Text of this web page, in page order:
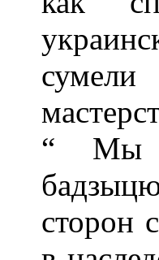
“ Мы
сторон